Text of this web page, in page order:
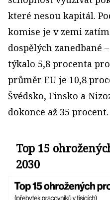
které nesou kapitál.
komise je v zemi
dospělých zanedbané
týkalo 5,8 procenta
průměr EU je 10,8
Švédsko, Finsko a
dokonce až 35 procent.
Top 15
2030